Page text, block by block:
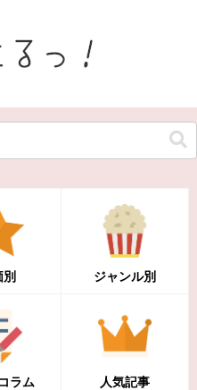
ジャンル別
ラム 人気記事